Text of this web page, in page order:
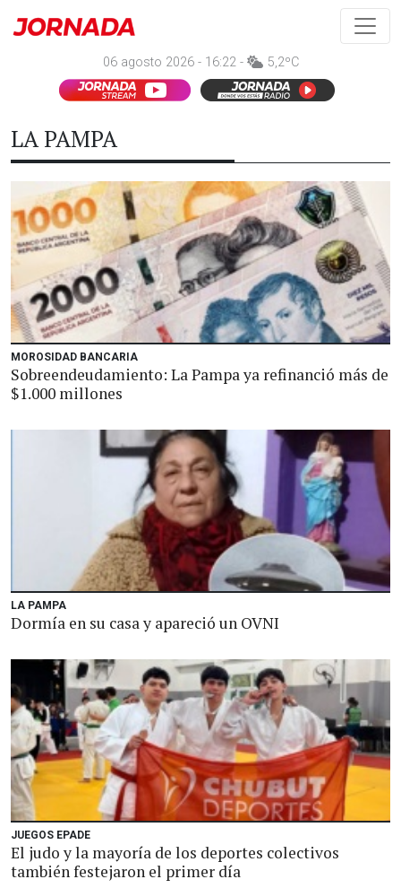
06 agosto 2026 - 16:22 - 5,2ºC
LA PAMPA
MOROSIDAD BANCARIA
Sobreendeudamiento: La Pampa ya refinanció más de
$1.000 millones
LA PAMPA
Dormía en su casa y apareció un OVNI
JUEGOS EPADE
El judo y la mayoría de los deportes colectivos
también festejaron el primer día